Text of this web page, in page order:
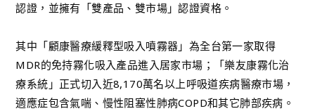
認證，並擁有「雙產品、雙市場」認證資格。
其中「顧康醫療緩釋型吸入噴霧器」為全台第一家取得
MDR的免持霧化吸入產品進入居家市場；「樂友康霧化治
療系統」正式切入近8,170萬名以上呼吸道疾病醫療市場，
適應症包含氣喘、慢性阻塞性肺病COPD和其它肺部疾病。